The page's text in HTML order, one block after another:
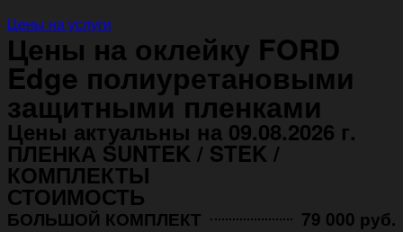
Цены на услуги
Цены на оклейку FORD
Edge полиуретановыми
защитными пленками
Цены актуальны на 09.08.2026 г.
ПЛЕНКА SUNTEK / STEK /
КОМПЛЕКТЫ
СТОИМОСТЬ
БОЛЬШОЙ КОМПЛЕКТ 79 000 руб.